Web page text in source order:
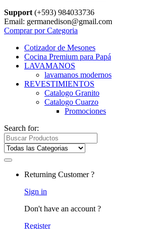
Support (+593) 984033736
Email: germanedison@gmail.com
Comprar por Categoria
Cotizador de Mesones
Cocina Premium para Papá
LAVAMANOS
lavamanos modernos
REVESTIMIENTOS
Catalogo Granito
Catalogo Cuarzo
Promociones
Search for:
Returning Customer ?
Sign in
Don't have an account ?
Register